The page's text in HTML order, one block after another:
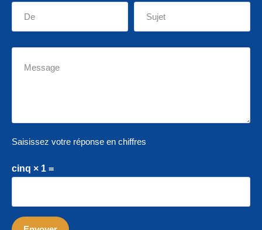
Saisissez votre réponse en chiffres
cinq × 1 =